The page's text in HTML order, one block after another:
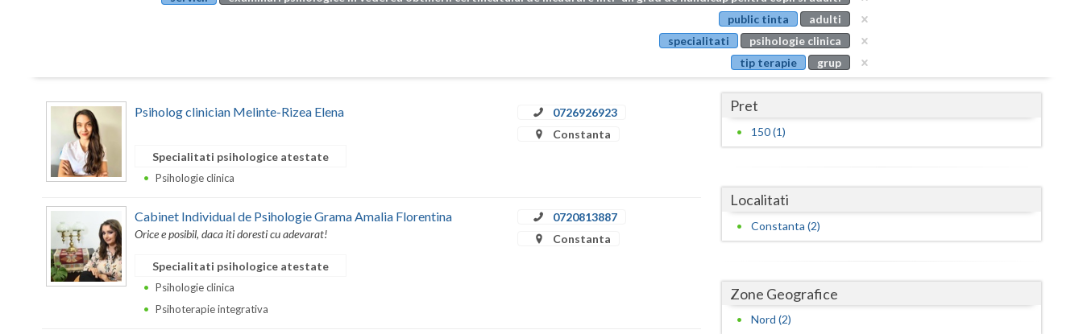
Buzau
Calarasi
Caras-Severin
public tinta
adulti
specialitati
psihologie clinica
tip terapie
grup
Psiholog clinician Melinte-Rizea Elena
0726926923
Constanta
Specialitati psihologice atestate
Psihologie clinica
Cabinet Individual de Psihologie Grama Amalia Florentina
Orice e posibil, daca iti doresti cu adevarat!
0720813887
Constanta
Specialitati psihologice atestate
Psihologie clinica
Psihoterapie integrativa
Pret
150 (1)
Localitati
Constanta (2)
Zone Geografice
Nord (2)